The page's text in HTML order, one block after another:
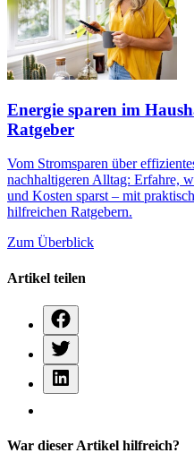
Energie sparen im
Ratgeber
Vom Stromsparen über
nachhaltigeren Alltag: Erfahre,
und Kosten sparst – mit
hilfreichen Ratgebern.
Zum Überblick
Artikel teilen
War dieser Artikel hilfreich?